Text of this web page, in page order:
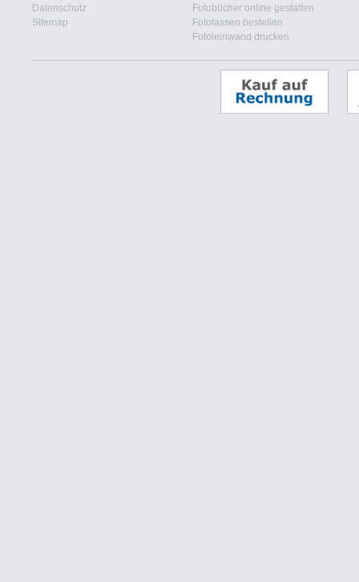
Datenschutz
Sitemap
Fotobücher online gestalten
Fototassen bestellen
Fotoleinwand drucken